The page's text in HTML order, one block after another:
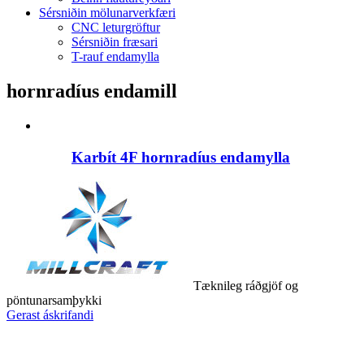
Sérsniðin mölunarverkfæri
CNC leturgröftur
Sérsniðin fræsari
T-rauf endamylla
hornradíus endamill
Karbít 4F hornradíus endamylla
Tæknileg ráðgjöf og
pöntunarsamþykki
Gerast áskrifandi